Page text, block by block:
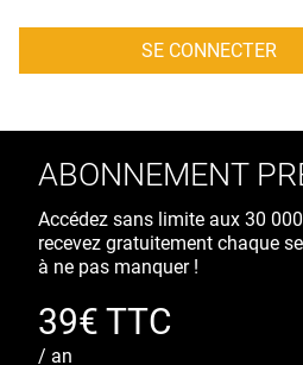
CRÉDITS
ABONNEMENT
Accédez sans limite aux 30
recevez gratuitement chaque
à ne pas manquer !
39€ TTC
/ an